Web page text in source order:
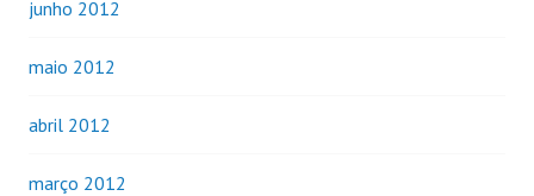
junho 2012
maio 2012
abril 2012
março 2012